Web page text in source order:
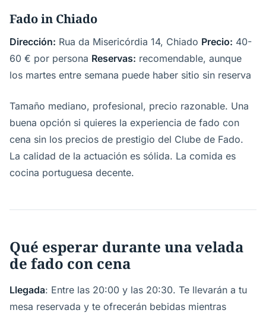
Fado in Chiado
Dirección: Rua da Misericórdia 14, Chiado Precio: 40-
60 € por persona Reservas: recomendable, aunque
los martes entre semana puede haber sitio sin reserva
Tamaño mediano, profesional, precio razonable. Una
buena opción si quieres la experiencia de fado con
cena sin los precios de prestigio del Clube de Fado.
La calidad de la actuación es sólida. La comida es
cocina portuguesa decente.
Qué esperar durante una velada
de fado con cena
Llegada: Entre las 20:00 y las 20:30. Te llevarán a tu
mesa reservada y te ofrecerán bebidas mientras